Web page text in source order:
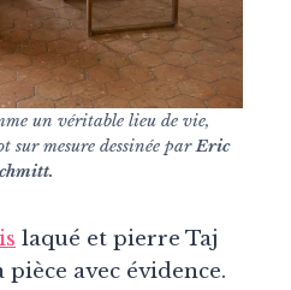
un véritable lieu de vie,
sur mesure dessinée parEric
.
laqué et pierre Taj
avec évidence.